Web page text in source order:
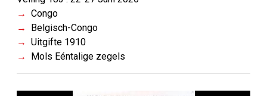
Congo
Belgisch-Congo
Uitgifte 1910
Mols Eéntalige zegels